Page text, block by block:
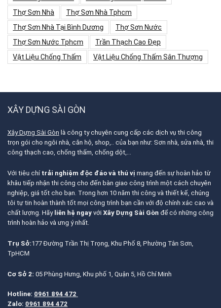
Thợ Sơn Nhà
Thợ Sơn Nhà Tphcm
Thợ Sơn Nhà Tại Bình Dương
Thợ Sơn Nước
Thợ Sơn Nước Tphcm
Trần Thạch Cao Đẹp
Vật Liệu Chống Thấm
Vật Liệu Chống Thấm Sân Thượng
XÂY DỰNG SÀI GÒN
Xây Dựng Sài Gòn là công ty chuyên cung cấp các dịch vụ thi công
trọn gói cho ngôi nhà, căn hộ, shop,.. của bạn như: Sơn nhà, sửa nhà, thi
công thạch cao, chống thấm, chống dột,…
Với tiêu chí trải nghiệm độc đáo và thú vị mang đến sự hoàn hảo từ
khâu tiếp nhận thi công cho đến bàn giao công trình một cách chuyên
nghiệp, giá tốt cho bạn. Trong hơn 10 năm thi công và thiết kế, chúng
tôi tự tin hoàn thành tốt mọi công trình bạn cần với độ chính xác cao và
chất lượng. Hãy liên hệ ngay với Xây Dựng Sài Gòn để có những công
trình hoàn hảo và ưng ý nhất.
Trụ Sở:177 Đường Trần Thị Trọng, Khu Phố 8, Phường Tân Sơn,
TpHCM
Cơ Sở 2: 05 Phùng Hưng, Khu phố 1, Quận 5, Hồ Chí Minh
Hotline: 0961 894 472
Zalo: 0961 894 472